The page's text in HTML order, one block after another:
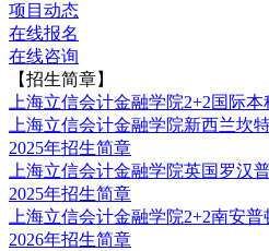
项目动态
在线报名
在线咨询
【招生简章】
上海立信会计金融学院2+2国际
上海立信会计金融学院新西兰坎
2025年招生简章
上海立信会计金融学院英国罗汉
2025年招生简章
上海立信会计金融学院2+2南安
2026年招生简章